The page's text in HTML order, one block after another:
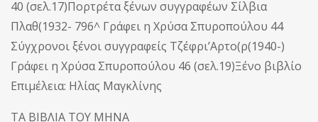
40 (σελ.17)Πορτρέτα ξένων συγγραφέων Σίλβια
Πλαθ(1932- 796^ Γράφει η Χρύσα Σπυροπούλου 44
Σύγχρονοι ξένοι συγγραφείς Τζέφρι’Αρτο(ρ(1940-)
Γράφει η Χρύσα Σπυροπούλου 46 (σελ.19)Ξένο βιβλίο
Επιμέλεια: Ηλίας Μαγκλίνης
ΤΑ ΒΙΒΛΙΑ ΤΟΥ ΜΗΝΑ